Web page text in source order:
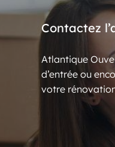
Contactez
Atlantique
d’entrée ou
votre